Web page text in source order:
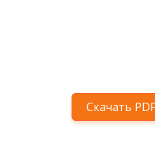
Скачать PDF